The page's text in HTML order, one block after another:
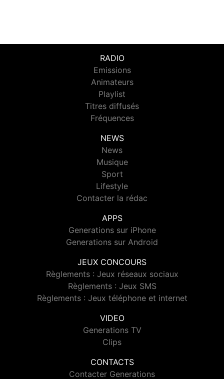
RADIO
Emissions
Animateurs
Playlist
Titres diffusés
Fréquences
NEWS
News
Musique
Sport
Lifestyle
Contacter la rédac
APPS
Generations sur iPhone
Generations sur Android
JEUX CONCOURS
Règlements : Jeux réseaux sociaux
Règlements : Jeux SMS
Règlements : Jeux téléphone et internet
VIDEO
Generations TV
Clips
CONTACTS
Contacter Generations